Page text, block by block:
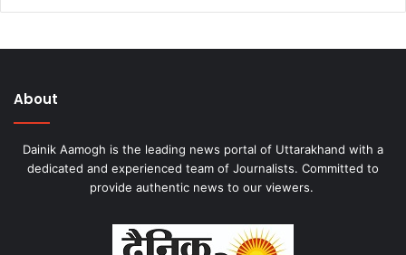
About
Dainik Aamogh is the leading news portal of Uttarakhand with a
dedicated and experienced team of Journalists. Committed to
provide authentic news to our viewers.